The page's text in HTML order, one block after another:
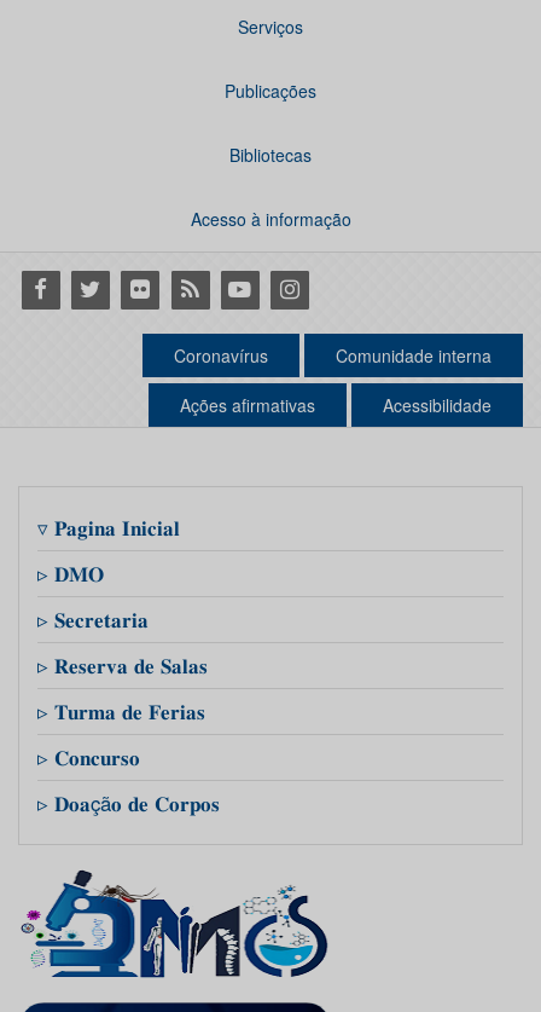
Serviços
Publicações
Bibliotecas
Acesso à informação
Facebook
Twitter Flickr RSS YoutubeInstagram
Coronavírus Comunidade interna
Ações afirmativas Acessibilidade
▿ 𝐏𝐚𝐠𝐢𝐧𝐚 𝐈𝐧𝐢𝐜𝐢𝐚𝐥
▹ 𝐃𝐌𝐎
▹ 𝐒𝐞𝐜𝐫𝐞𝐭𝐚𝐫𝐢𝐚
▹ 𝐑𝐞𝐬𝐞𝐫𝐯𝐚 𝐝𝐞 𝐒𝐚𝐥𝐚𝐬
▹ 𝐓𝐮𝐫𝐦𝐚 𝐝𝐞 𝐅𝐞𝐫𝐢𝐚𝐬
▹ 𝐂𝐨𝐧𝐜𝐮𝐫𝐬𝐨
▹ 𝐃𝐨𝐚çã𝐨 𝐝𝐞 𝐂𝐨𝐫𝐩𝐨𝐬